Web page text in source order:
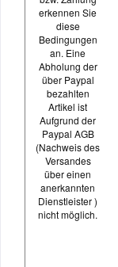
erkennen Sie
diese
Bedingungen
an. Eine
Abholung der
über Paypal
bezahlten
Artikel ist
Aufgrund der
Paypal AGB
(Nachweis des
Versandes
über einen
anerkannten
Dienstleister )
nicht möglich.